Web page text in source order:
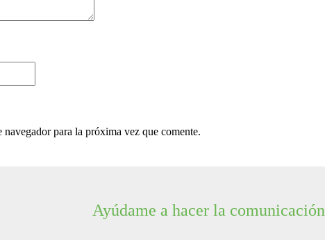
para la próxima vez que comente.
Ayúdame a hacer la comunicación